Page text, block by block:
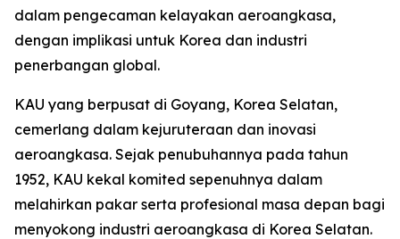
dalam pengecaman kelayakan aeroangkasa,
dengan implikasi untuk Korea dan industri
penerbangan global.
KAU yang berpusat di Goyang, Korea Selatan,
cemerlang dalam kejuruteraan dan inovasi
aeroangkasa. Sejak penubuhannya pada tahun
1952, KAU kekal komited sepenuhnya dalam
melahirkan pakar serta profesional masa depan bagi
menyokong industri aeroangkasa di Korea Selatan.